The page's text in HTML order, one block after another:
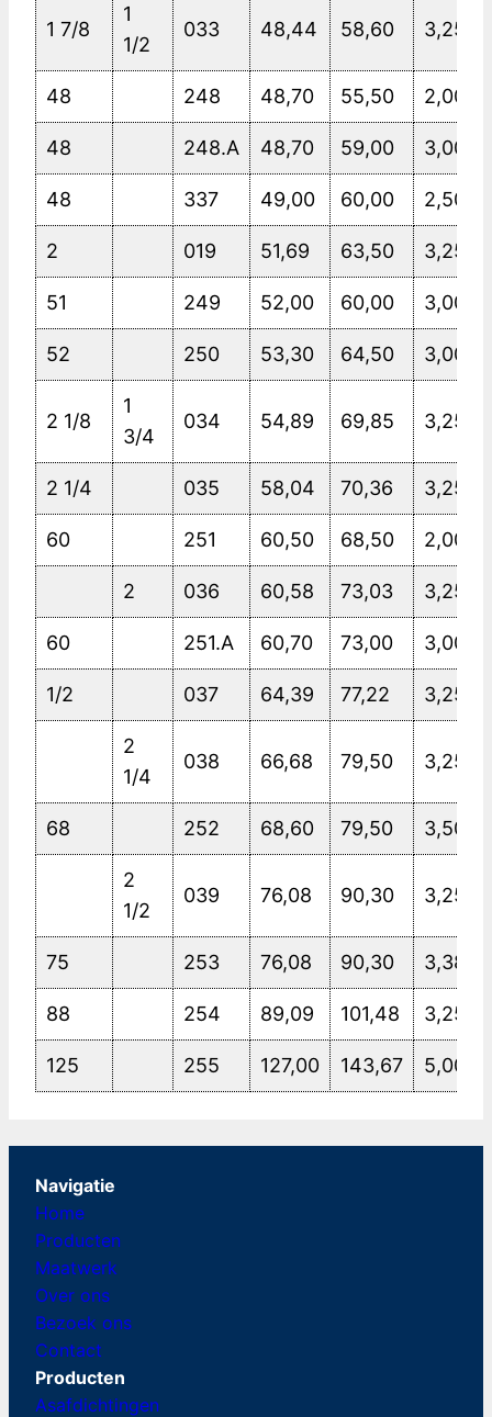
1 7/8
1
1/2
033 48,44 58,60 3,25
48 248 48,70 55,50 2,00
48 248.A 48,70 59,00 3,00
48 337 49,00 60,00 2,50
2 019 51,69 63,50 3,25
51 249 52,00 60,00 3,00
52 250 53,30 64,50 3,00
2 1/8
1
3/4
034 54,89 69,85 3,25
2 1/4 035 58,04 70,36 3,25
60 251 60,50 68,50 2,00
2 036 60,58 73,03 3,25
60 251.A 60,70 73,00 3,00
1/2 037 64,39 77,22 3,25
2
1/4
038 66,68 79,50 3,25
68 252 68,60 79,50 3,50
2
1/2
039 76,08 90,30 3,25
75 253 76,08 90,30 3,38
88 254 89,09 101,48 3,25
125 255 127,00 143,67 5,00
Navigatie
Home
Producten
Maatwerk
Over ons
Bezoek ons
Contact
Producten
Asafdichtingen